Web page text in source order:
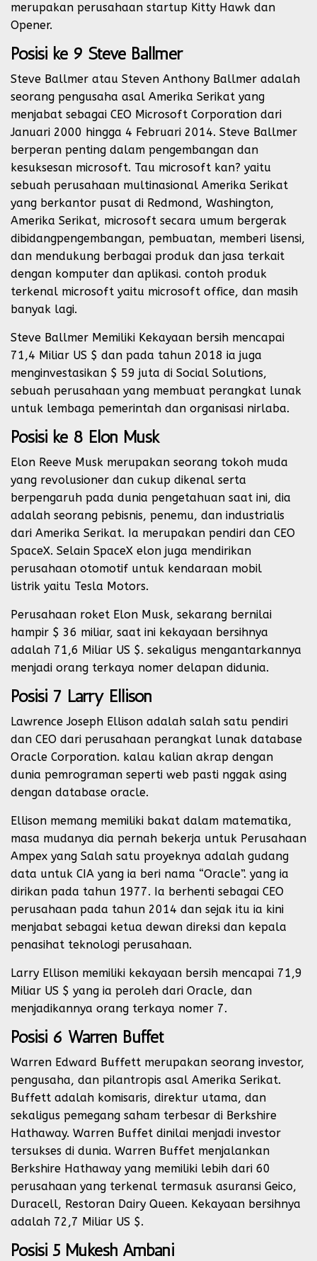
merupakan perusahaan startup Kitty Hawk dan
Opener.
Posisi ke 9 Steve Ballmer
Steve Ballmer atau Steven Anthony Ballmer adalah
seorang pengusaha asal Amerika Serikat yang
menjabat sebagai CEO Microsoft Corporation dari
Januari 2000 hingga 4 Februari 2014. Steve Ballmer
berperan penting dalam pengembangan dan
kesuksesan microsoft. Tau microsoft kan? yaitu
sebuah perusahaan multinasional Amerika Serikat
yang berkantor pusat di Redmond, Washington,
Amerika Serikat, microsoft secara umum bergerak
dibidangpengembangan, pembuatan, memberi lisensi,
dan mendukung berbagai produk dan jasa terkait
dengan komputer dan aplikasi. contoh produk
terkenal microsoft yaitu microsoft office, dan masih
banyak lagi.
Steve Ballmer Memiliki Kekayaan bersih mencapai
71,4 Miliar US $ dan pada tahun 2018 ia juga
menginvestasikan $ 59 juta di Social Solutions,
sebuah perusahaan yang membuat perangkat lunak
untuk lembaga pemerintah dan organisasi nirlaba.
Posisi ke 8 Elon Musk
Elon Reeve Musk merupakan seorang tokoh muda
yang revolusioner dan cukup dikenal serta
berpengaruh pada dunia pengetahuan saat ini, dia
adalah seorang pebisnis, penemu, dan industrialis
dari Amerika Serikat. Ia merupakan pendiri dan CEO
SpaceX. Selain SpaceX elon juga mendirikan
perusahaan otomotif untuk kendaraan mobil
listrik yaitu Tesla Motors.
Perusahaan roket Elon Musk, sekarang bernilai
hampir $ 36 miliar, saat ini kekayaan bersihnya
adalah 71,6 Miliar US $. sekaligus mengantarkannya
menjadi orang terkaya nomer delapan didunia.
Posisi 7 Larry Ellison
Lawrence Joseph Ellison adalah salah satu pendiri
dan CEO dari perusahaan perangkat lunak database
Oracle Corporation. kalau kalian akrap dengan
dunia pemrograman seperti web pasti nggak asing
dengan database oracle.
Ellison memang memiliki bakat dalam matematika,
masa mudanya dia pernah bekerja untuk Perusahaan
Ampex yang Salah satu proyeknya adalah gudang
data untuk CIA yang ia beri nama “Oracle”. yang ia
dirikan pada tahun 1977. Ia berhenti sebagai CEO
perusahaan pada tahun 2014 dan sejak itu ia kini
menjabat sebagai ketua dewan direksi dan kepala
penasihat teknologi perusahaan.
Larry Ellison memiliki kekayaan bersih mencapai 71,9
Miliar US $ yang ia peroleh dari Oracle, dan
menjadikannya orang terkaya nomer 7.
Posisi 6 Warren Buffet
Warren Edward Buffett merupakan seorang investor,
pengusaha, dan pilantropis asal Amerika Serikat.
Buffett adalah komisaris, direktur utama, dan
sekaligus pemegang saham terbesar di Berkshire
Hathaway. Warren Buffet dinilai menjadi investor
tersukses di dunia. Warren Buffet menjalankan
Berkshire Hathaway yang memiliki lebih dari 60
perusahaan yang terkenal termasuk asuransi Geico,
Duracell, Restoran Dairy Queen. Kekayaan bersihnya
adalah 72,7 Miliar US $.
Posisi 5 Mukesh Ambani